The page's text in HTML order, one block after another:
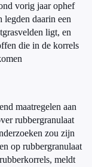
vorig jaar ophef
daarin een
ligt, en
die in de korrels
maatregelen aan
rubbergranulaat
zou zijn
op rubbergranulaat
meldt